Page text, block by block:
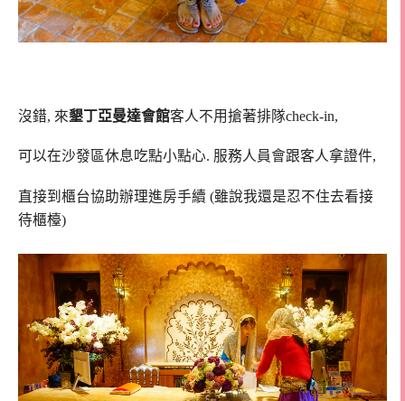
沒錯, 來墾丁亞曼達會館客人不用搶著排隊check-in,
可以在沙發區休息吃點小點心. 服務人員會跟客人拿證件,
直接到櫃台協助辦理進房手續 (雖說我還是忍不住去看接
待櫃檯)